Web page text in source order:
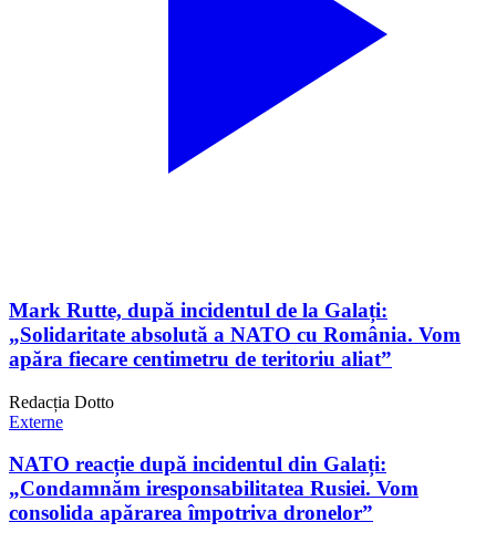
Mark Rutte, după incidentul de la Galați:
„Solidaritate absolută a NATO cu România. Vom
apăra fiecare centimetru de teritoriu aliat”
Redacția Dotto
Externe
NATO reacție după incidentul din Galați:
„Condamnăm iresponsabilitatea Rusiei. Vom
consolida apărarea împotriva dronelor”